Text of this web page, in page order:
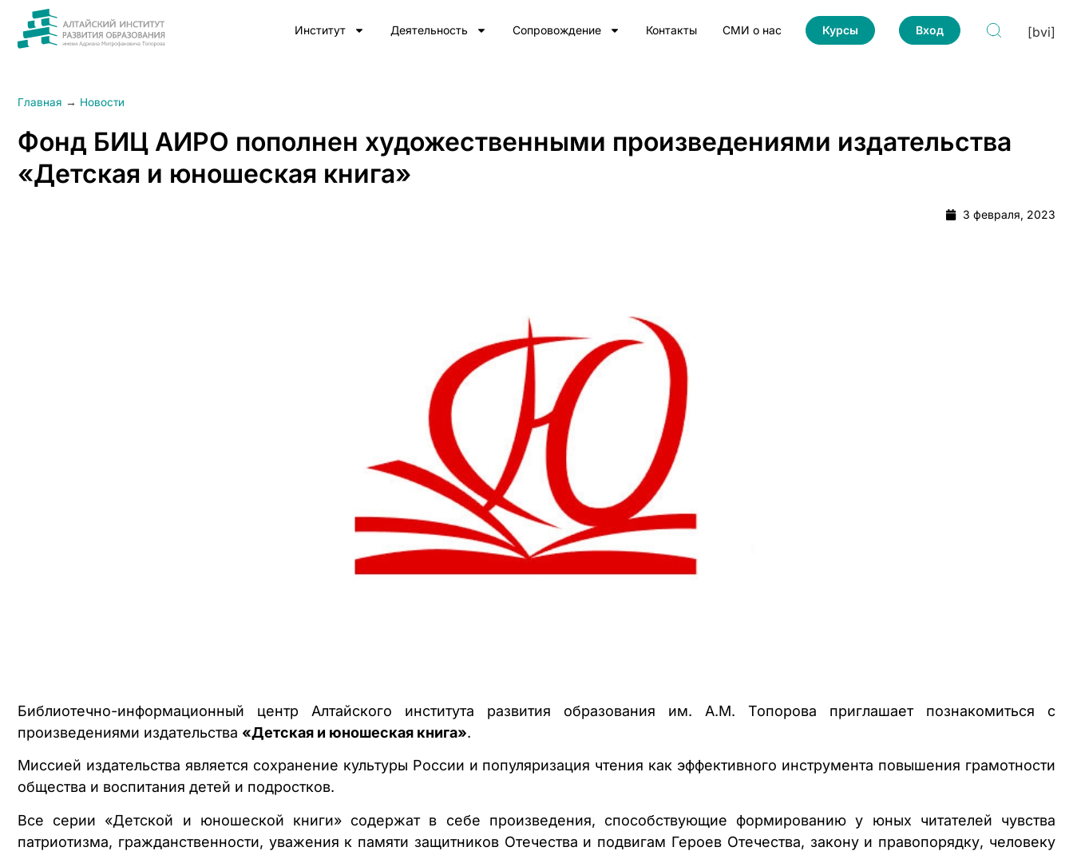
Институт Деятельность Сопровождение Контакты СМИ о нас Курсы Вход [bvi]
Главная → Новости
Фонд БИЦ АИРО пополнен художественными произведениями издательства
«Детская и юношеская книга»
3 февраля, 2023
Библиотечно-информационный центр Алтайского института развития образования им. А.М. Топорова приглашает познакомиться с
произведениями издательства «Детская и юношеская книга».
Миссией издательства является сохранение культуры России и популяризация чтения как эффективного инструмента повышения грамотности
общества и воспитания детей и подростков.
Все серии «Детской и юношеской книги» содержат в себе произведения, способствующие формированию у юных читателей чувства
патриотизма, гражданственности, уважения к памяти защитников Отечества и подвигам Героев Отечества, закону и правопорядку, человеку